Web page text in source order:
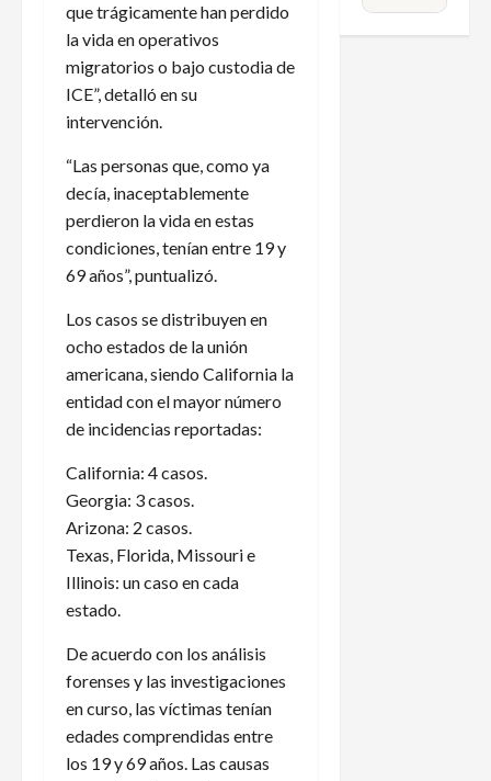
que trágicamente han perdido
la vida en operativos
migratorios o bajo custodia de
ICE”, detalló en su
intervención.
“Las personas que, como ya
decía, inaceptablemente
perdieron la vida en estas
condiciones, tenían entre 19 y
69 años”, puntualizó.
Los casos se distribuyen en
ocho estados de la unión
americana, siendo California la
entidad con el mayor número
de incidencias reportadas:
California: 4 casos.
Georgia: 3 casos.
Arizona: 2 casos.
Texas, Florida, Missouri e
Illinois: un caso en cada
estado.
De acuerdo con los análisis
forenses y las investigaciones
en curso, las víctimas tenían
edades comprendidas entre
los 19 y 69 años. Las causas